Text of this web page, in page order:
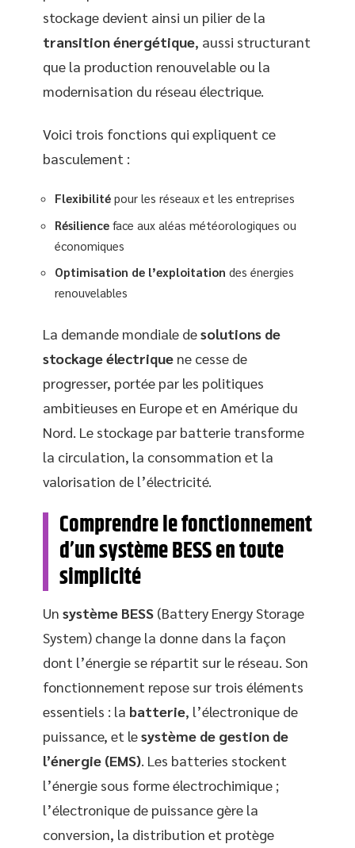
stockage devient ainsi un pilier de la
transition énergétique, aussi structurant
que la production renouvelable ou la
modernisation du réseau électrique.
Voici trois fonctions qui expliquent ce
basculement :
Flexibilité pour les réseaux et les entreprises
Résilience face aux aléas météorologiques ou
économiques
Optimisation de l’exploitation des énergies
renouvelables
La demande mondiale desolutions de
stockage électrique ne cesse de
progresser, portée par les politiques
ambitieuses en Europe et en Amérique du
Nord. Le stockage par batterie transforme
la circulation, la consommation et la
valorisation de l’électricité.
Comprendre le fonctionnement
d’un système BESS en toute
simplicité
Un système BESS (Battery Energy Storage
System) change la donne dans la façon
dont l’énergie se répartit sur le réseau. Son
fonctionnement repose sur trois éléments
essentiels : la batterie, l’électronique de
puissance, et lesystème de gestion de
l’énergie (EMS) . Les batteries stockent
l’énergie sous forme électrochimique ;
l’électronique de puissance gère la
conversion, la distribution et protège